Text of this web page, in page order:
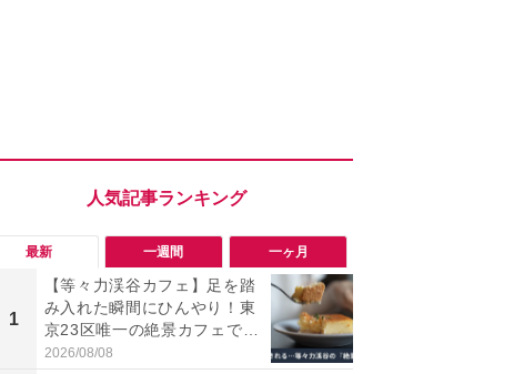
最新 一週間 一ヶ月
1
【等々力渓谷カフェ】足を踏
み入れた瞬間にひんやり！東
京23区唯一の絶景カフェで味
わえる本格コーヒー
2026/08/08